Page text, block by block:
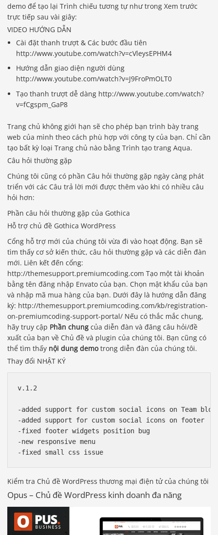
demo để tạo lại Trình chiếu tương tự như trong Xem trước
trực tiếp sau vài giây:
VIDEO HƯỚNG DẪN
Cài đặt thanh trượt & Các bước đầu tiên
http://www.youtube.com/watch?v=cVleysEPHM4
Hướng dẫn giao diện người dùng
http://www.youtube.com/watch?v=J9FroPmOLT0
Tạo thanh trượt dễ dàng http://www.youtube.com/watch?
v=fCgspm_GaP8
Trang chủ không giới hạn sẽ cho phép bạn trình bày trang
web của mình theo cách phù hợp với công ty của bạn. Chỉ cần
tạo bất kỳ loại Trang chủ nào bằng Trình tạo trang Aqua.
Câu hỏi thường gặp
Chúng tôi cũng có phần Câu hỏi thường gặp ngày càng phát
triển với các Câu trả lời mới được thêm vào khi có nhiều câu
hỏi hơn:
Phần câu hỏi thường gặp của Gothica
Hỗ trợ chủ đề Gothica WordPress
Cổng hỗ trợ mới của chúng tôi vừa đi vào hoạt động. Bạn sẽ
tìm thấy cơ sở kiến ​​thức, câu hỏi thường gặp và các diễn đàn
mới. Liên kết đến cổng:
http://themesupport.premiumcoding.com Tạo một tài khoản
bằng tên đăng nhập Envato của bạn. Chọn mật khẩu của bạn
và nhập mã mua hàng của bạn. Dưới đây là hướng dẫn đăng
ký: http://themesupport.premiumcoding.com/kb/registration-
on-premiumcoding-support-portal/ Nếu có thắc mắc chung,
hãy truy cập Phần chung của diễn đàn và đăng câu hỏi/đề
xuất của bạn về Chủ đề và plugin của chúng tôi. Bạn cũng có
thể tìm thấy nội dung demotrong diễn đàn của chúng tôi.
Thay đổi NHẬT KÝ
v.1.2
-added support for custom social icons on Team
-added support for custom social icons on footer
-fixed footer widgets position bug
-new responsive menu
Kiểm tra Chủ đề WordPress thương mại điện tử của chúng tôi
Opus – Chủ đề WordPress kinh doanh đa năng